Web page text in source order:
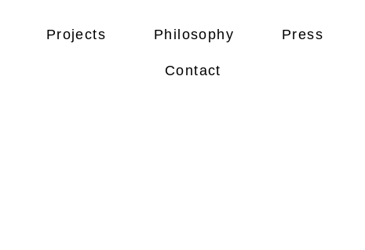
Projects Philosophy Press
Contact